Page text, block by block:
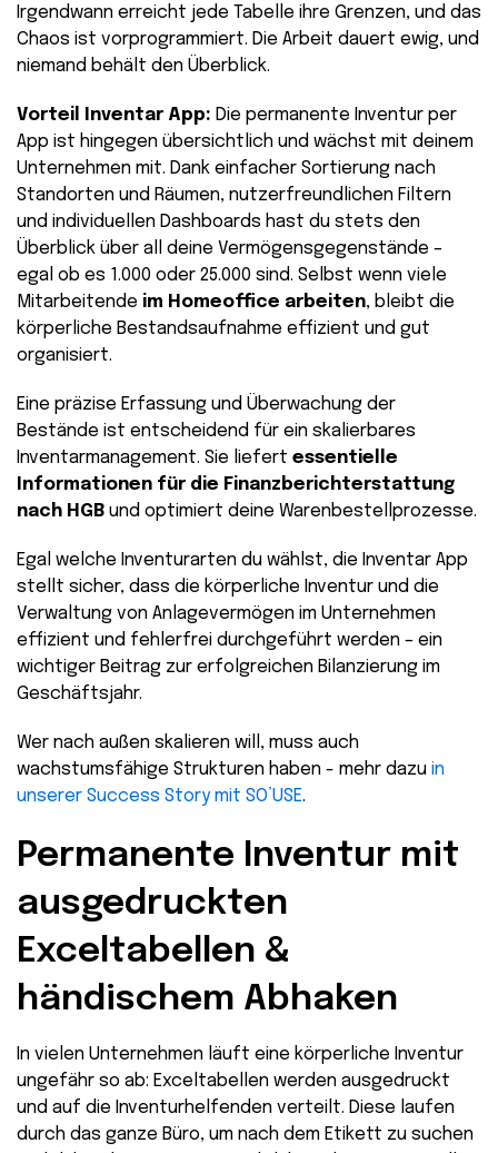
Irgendwann erreicht jede Tabelle ihre Grenzen, und das
Chaos ist vorprogrammiert. Die Arbeit dauert ewig, und
niemand behält den Überblick.
Vorteil Inventar App: Die permanente Inventur per
App ist hingegen übersichtlich und wächst mit deinem
Unternehmen mit. Dank einfacher Sortierung nach
Standorten und Räumen, nutzerfreundlichen Filtern
und individuellen Dashboards hast du stets den
Überblick über all deine Vermögensgegenstände –
egal ob es 1.000 oder 25.000 sind. Selbst wenn viele
Mitarbeitende im Homeoffice arbeiten, bleibt die
körperliche Bestandsaufnahme effizient und gut
organisiert.
Eine präzise Erfassung und Überwachung der
Bestände ist entscheidend für ein skalierbares
Inventarmanagement. Sie liefert essentielle
Informationen für die Finanzberichterstattung
nach HGB und optimiert deine Warenbestellprozesse.
Egal welche Inventurarten du wählst, die Inventar App
stellt sicher, dass die körperliche Inventur und die
Verwaltung von Anlagevermögen im Unternehmen
effizient und fehlerfrei durchgeführt werden – ein
wichtiger Beitrag zur erfolgreichen Bilanzierung im
Geschäftsjahr.
Wer nach außen skalieren will, muss auch
wachstumsfähige Strukturen haben - mehr dazu in
unserer Success Story mit SO’USE.
Permanente Inventur mit
ausgedruckten
Exceltabellen &
händischem Abhaken
In vielen Unternehmen läuft eine körperliche Inventur
ungefähr so ab: Exceltabellen werden ausgedruckt
und auf die Inventurhelfenden verteilt. Diese laufen
durch das ganze Büro, um nach dem Etikett zu suchen